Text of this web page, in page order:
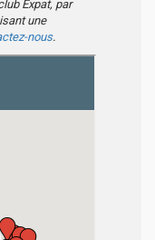
Expat, par
une
nous.